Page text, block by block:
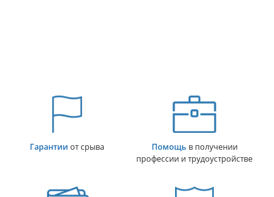
Гарантии от срыва Помощь в получении
профессии и трудоустройстве